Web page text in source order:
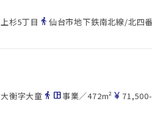
杉5丁目 directions_walk 仙台市地下鉄南北線/北四
衡字大童 directions_walk space_dashboard事業／472m² currency_yen71,500-